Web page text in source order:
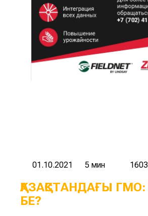
01.10.2021 5 мин
ҚАЗАҚСТАНДАҒЫ ГМО:
БЕ?